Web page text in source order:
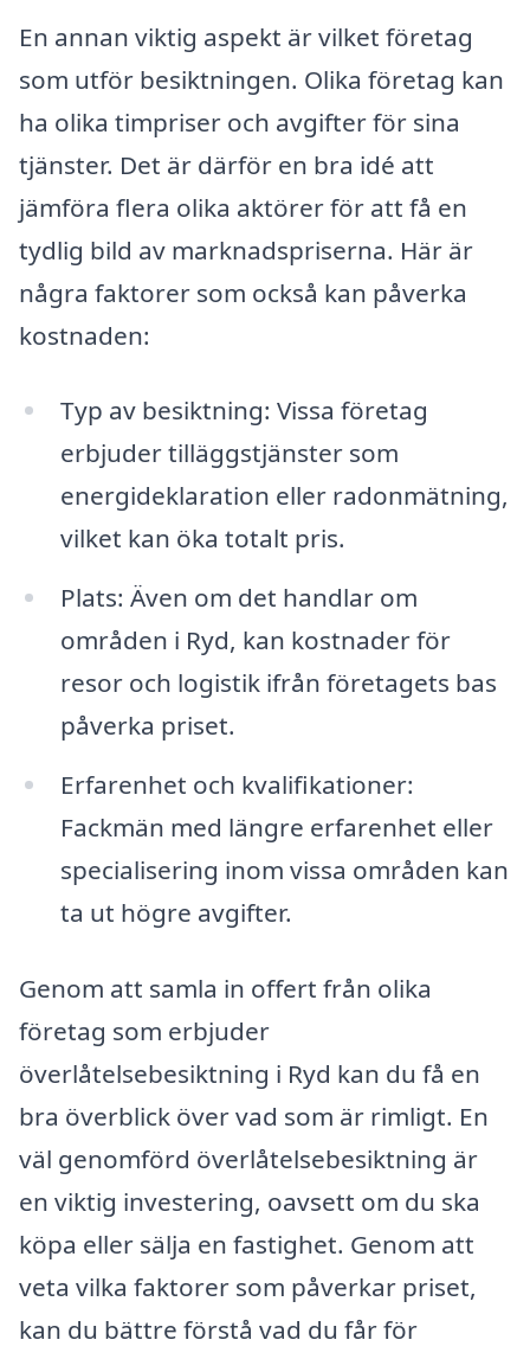
En annan viktig aspekt är vilket företag
som utför besiktningen. Olika företag kan
ha olika timpriser och avgifter för sina
tjänster. Det är därför en bra idé att
jämföra flera olika aktörer för att få en
tydlig bild av marknadspriserna. Här är
några faktorer som också kan påverka
kostnaden:
Typ av besiktning: Vissa företag
erbjuder tilläggstjänster som
energideklaration eller radonmätning,
vilket kan öka totalt pris.
Plats: Även om det handlar om
områden i Ryd, kan kostnader för
resor och logistik ifrån företagets bas
påverka priset.
Erfarenhet och kvalifikationer:
Fackmän med längre erfarenhet eller
specialisering inom vissa områden kan
ta ut högre avgifter.
Genom att samla in offert från olika
företag som erbjuder
överlåtelsebesiktning i Ryd kan du få en
bra överblick över vad som är rimligt. En
väl genomförd överlåtelsebesiktning är
en viktig investering, oavsett om du ska
köpa eller sälja en fastighet. Genom att
veta vilka faktorer som påverkar priset,
kan du bättre förstå vad du får för